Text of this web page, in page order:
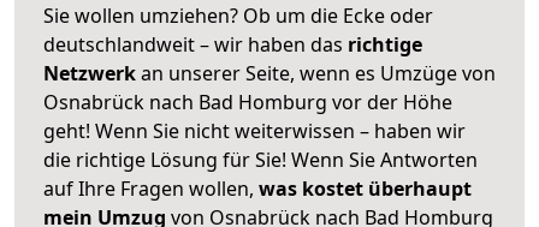
Sie wollen umziehen? Ob um die Ecke oder
deutschlandweit – wir haben das richtige
Netzwerkan unserer Seite, wenn es Umzüge von
Osnabrück nach Bad Homburg vor der Höhe
geht! Wenn Sie nicht weiterwissen – haben wir
die richtige Lösung für Sie! Wenn Sie Antworten
auf Ihre Fragen wollen, was kostet überhaupt
mein Umzug von Osnabrück nach Bad Homburg